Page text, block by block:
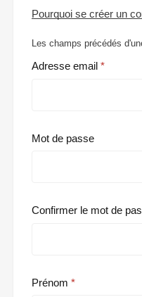
Pourquoi se créer un
Les champs précédés
Adresse email
Mot de passe
Confirmer le mot de
Prénom